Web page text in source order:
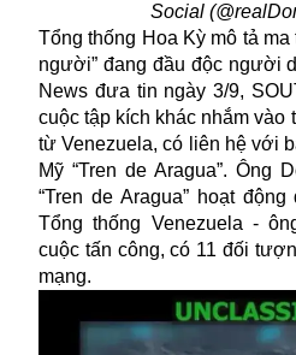
Social
Tổng thống Hoa Kỳ mô tả
người” đang đầu độc người
News đưa tin ngày 3/9,
cuộc tập kích khác nhắm vào
từ Venezuela, có liên hệ với
Mỹ “Tren de Aragua”. Ông
“Tren de Aragua” hoạt
Tổng thống Venezuela -
cuộc tấn công, có 11 đối
mạng.